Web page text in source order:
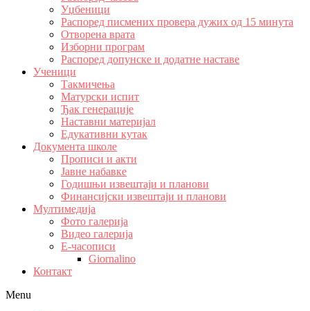
Уџбеници
Распоред писмених провера дужих од 15 минута
Отворена врата
Изборни програм
Распоред допунске и додатне наставе
Ученици
Такмичења
Матурски испит
Ђак генерације
Наставни материјал
Едукативни кутак
Документа школе
Прописи и акти
Јавне набавке
Годишњи извештаји и планови
Финансијски извештаји и планови
Мултимедија
Фото галерија
Видео галерија
Е-часописи
Giornalino
Контакт
Menu